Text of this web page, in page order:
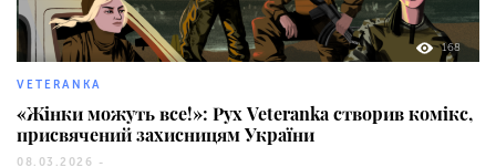
168
VETERANKA
«Жінки можуть все!»: Рух Veteranka створив комікс,
присвячений захисницям України
08.03.2026 -